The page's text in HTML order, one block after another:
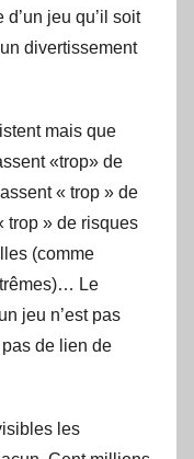
jeu qu’il soit
divertissement
mais que
«trop» de
« trop » de
trop » de risques
(comme
Le
jeu n’est pas
de lien de
les